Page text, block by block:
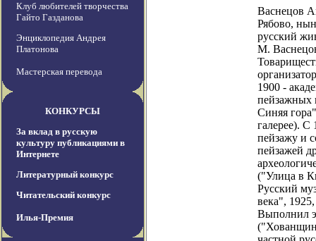
Клуб любителей творчества
Гайто Газданова
Энциклопедия Андрея
Платонова
Мастерская перевода
КОНКУРСЫ
За вклад в русскую
культуру публикациями в
Интернете
Литературный конкурс
Читательский конкурс
Илья-Премия
Васнецов
Рябово,
русский
М.
1900 -
пейзажных
Синяя
галерее). С
пейзажу и
пейзажей
("Улица в
Русский
века",
Выполнил